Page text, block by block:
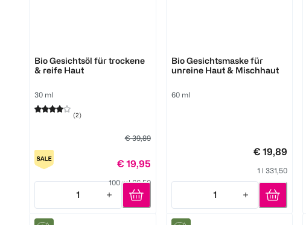
Bio Gesichtsöl für trockene
& reife Haut
30 ml
(2)
€ 39,89
€ 19,95
100 ml 66,50
1
Quantity: 1
Bio Gesichtsmaske für
unreine Haut & Mischhaut
60 ml
€ 19,89
1 l 331,50
1
Quantity: 1